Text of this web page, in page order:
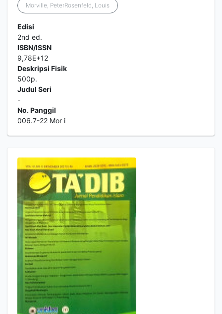
Morville, PeterRosenfeld, Louis
Edisi
2nd ed.
ISBN/ISSN
9,78E+12
Deskripsi Fisik
500p.
Judul Seri
-
No. Panggil
006.7-22 Mor i